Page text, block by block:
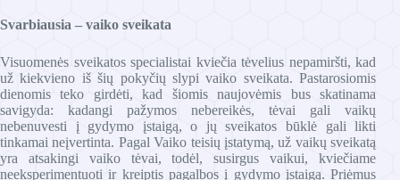
Svarbiausia – vaiko sveikata
Visuomenės sveikatos specialistai kviečia tėvelius nepamiršti, kad
už kiekvieno iš šių pokyčių slypi vaiko sveikata. Pastarosiomis
dienomis teko girdėti, kad šiomis naujovėmis bus skatinama
savigyda: kadangi pažymos nebereikės, tėvai gali vaikų
nebenuvesti į gydymo įstaigą, o jų sveikatos būklė gali likti
tinkamai neįvertinta. Pagal Vaiko teisių įstatymą, už vaikų sveikatą
yra atsakingi vaiko tėvai, todėl, susirgus vaikui, kviečiame
neeksperimentuoti ir kreiptis pagalbos į gydymo įstaigą. Priėmus